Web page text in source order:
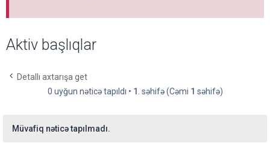
Aktiv başlıqlar
Detallı axtarışa get
0 uyğun nəticə tapıldı • 1 . səhifə (Cəmi 1 səhifə)
Müvafiq nəticə tapılmadı.